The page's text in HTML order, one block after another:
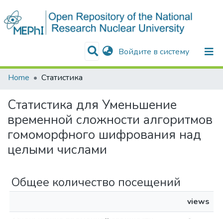
Войдите в систему(current)
Разделы и коллекции
Поиск
Home
Статистика
Статистика для Уменьшение
временной сложности алгоритмов
гомоморфного шифрования над
целыми числами
Общее количество посещений
views